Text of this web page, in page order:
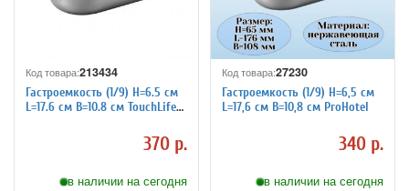
Код товара:213434
Гастроемкость (1/9) H=6.5 см
L=17.6 см B=10.8 см TouchLife
370 р.
в наличии на сегодня
Код товара:27230
Гастроемкость (1/9) H=6,5 см
L=17,6 см B=10,8 см ProHotel
340 р.
в наличии на сегодня